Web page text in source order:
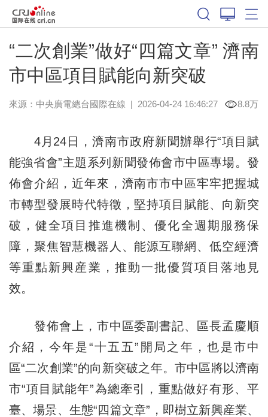
“二次創業”做好“四篇文章” 濟南
市中區項目賦能向新突破
來源：中央廣電總台國際在線 | 2026-04-24 16:46:27 8.8万
4月24日，濟南市政府新聞辦舉行“項目賦
能強省會”主題系列新聞發佈會市中區專場。發
佈會介紹，近年來，濟南市市中區牢牢把握城
市轉型發展時代特徵，堅持項目賦能、向新突
破，健全項目推進機制、優化全週期服務保
障，聚焦智慧機器人、能源互聯網、低空經濟
等重點新興産業，推動一批優質項目落地見
效。
發佈會上，市中區委副書記、區長孟慶順
介紹，今年是“十五五”開局之年，也是市中
區“二次創業”的向新突破之年。市中區將以濟南
市“項目賦能年”為總牽引，重點做好有形、平
臺、場景、生態“四篇文章”，即樹立新興産業、